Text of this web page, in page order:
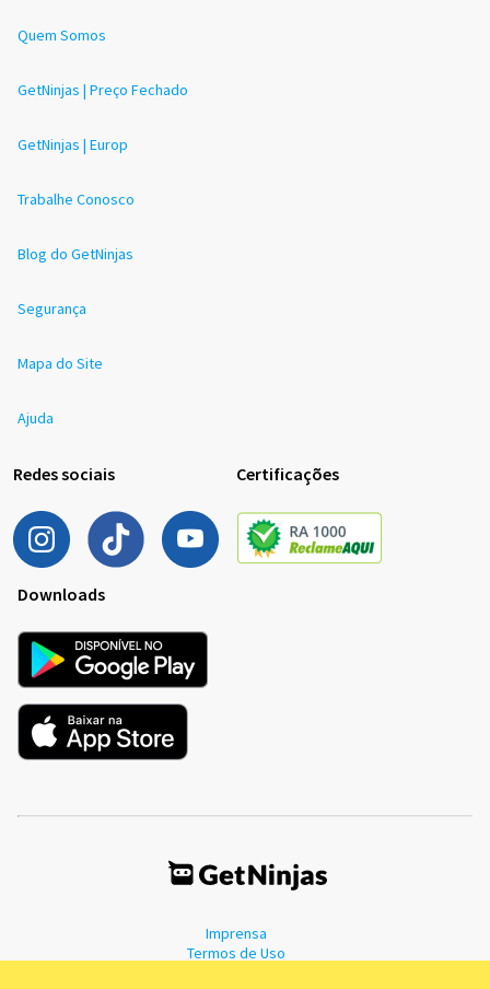
Quem Somos
GetNinjas | Preço Fechado
GetNinjas | Europ
Trabalhe Conosco
Blog do GetNinjas
Segurança
Mapa do Site
Ajuda
Redes sociais Certificações
Downloads
Imprensa
Termos de Uso